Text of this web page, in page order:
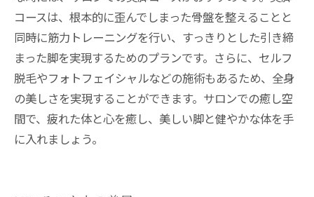
コースは、根本的に歪んでしまった骨盤を整えることと
同時に筋力トレーニングを行い、すっきりとした引き締
まった脚を実現するためのプランです。さらに、セルフ
脱毛やフォトフェイシャルなどの施術もあるため、全身
の美しさを実現することができます。サロンでの癒し空
間で、疲れた体と心を癒し、美しい脚と健やかな体を手
に入れましょう。